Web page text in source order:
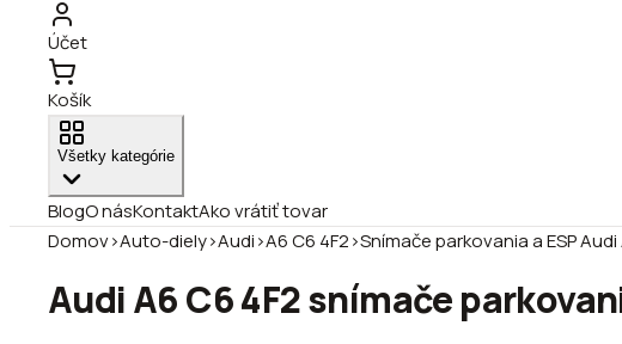
Účet
Košík
Všetky kategórie
BlogO násKontaktAko vrátiť tovar
Domov›Auto-diely›Audi›A6 C6 4F2›Snímače parkovania a ESP Audi
Audi A6 C6 4F2 snímače